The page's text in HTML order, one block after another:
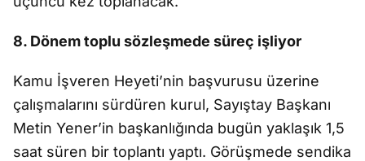
8. Dönem toplu sözleşmede süreç işliyor
Kamu İşveren Heyeti’nin başvurusu üzerine
çalışmalarını sürdüren kurul, Sayıştay Başkanı
Metin Yener’in başkanlığında bugün yaklaşık 1,5
saat süren bir toplantı yaptı. Görüşmede sendika